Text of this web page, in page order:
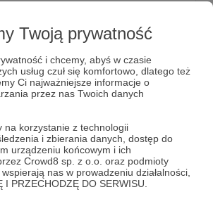
Twoją prywatność
i chcemy, abyś w czasie
usług czuł się komfortowo, dlatego też
Ci najważniejsze informacje o
przez nas Twoich danych
na korzystanie z technologii
i zbierania danych, dostęp do
urządzeniu końcowym i ich
Crowd8 sp. z o.o. oraz podmioty
nas w prowadzeniu działalności,
I PRZECHODZĘ DO SERWISU.
nikt nie podejrzewał. Nie z powodu
a z uwagi na swą przeciętność.
roku funkcjonariusze FBI zamknęli
H. Amesem, Ameryka odkryła, że
kontrwywiadu nie muszą być sprawką
pod przykrywką. Że czasem stoją
Rosario Casas Dupuy